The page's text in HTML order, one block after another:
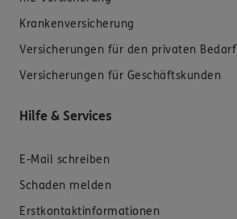
Krankenversicherung
Versicherungen für den privaten Bedarf
Versicherungen für Geschäftskunden
Hilfe & Services
E-Mail schreiben
Schaden melden
Erstkontaktinformationen